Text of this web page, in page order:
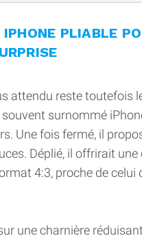
IPHONE PLIABLE
attendu reste toutefois
souvent surnommé
Une fois fermé, il
Déplié, il offrirait une
4:3, proche de celui
une charnière réduisant